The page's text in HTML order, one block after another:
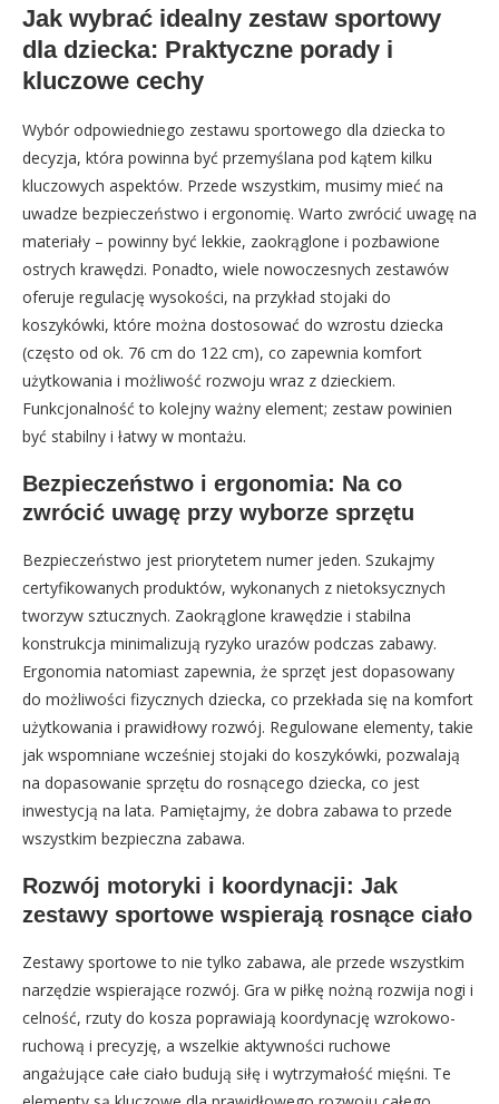
Jak wybrać idealny zestaw sportowy
dla dziecka: Praktyczne porady i
kluczowe cechy
Wybór odpowiedniego zestawu sportowego dla dziecka to
decyzja, która powinna być przemyślana pod kątem kilku
kluczowych aspektów. Przede wszystkim, musimy mieć na
uwadze bezpieczeństwo i ergonomię. Warto zwrócić uwagę na
materiały – powinny być lekkie, zaokrąglone i pozbawione
ostrych krawędzi. Ponadto, wiele nowoczesnych zestawów
oferuje regulację wysokości, na przykład stojaki do
koszykówki, które można dostosować do wzrostu dziecka
(często od ok. 76 cm do 122 cm), co zapewnia komfort
użytkowania i możliwość rozwoju wraz z dzieckiem.
Funkcjonalność to kolejny ważny element; zestaw powinien
być stabilny i łatwy w montażu.
Bezpieczeństwo i ergonomia: Na co
zwrócić uwagę przy wyborze sprzętu
Bezpieczeństwo jest priorytetem numer jeden. Szukajmy
certyfikowanych produktów, wykonanych z nietoksycznych
tworzyw sztucznych. Zaokrąglone krawędzie i stabilna
konstrukcja minimalizują ryzyko urazów podczas zabawy.
Ergonomia natomiast zapewnia, że sprzęt jest dopasowany
do możliwości fizycznych dziecka, co przekłada się na komfort
użytkowania i prawidłowy rozwój. Regulowane elementy, takie
jak wspomniane wcześniej stojaki do koszykówki, pozwalają
na dopasowanie sprzętu do rosnącego dziecka, co jest
inwestycją na lata. Pamiętajmy, że dobra zabawa to przede
wszystkim bezpieczna zabawa.
Rozwój motoryki i koordynacji: Jak
zestawy sportowe wspierają rosnące ciało
Zestawy sportowe to nie tylko zabawa, ale przede wszystkim
narzędzie wspierające rozwój. Gra w piłkę nożną rozwija nogi i
celność, rzuty do kosza poprawiają koordynację wzrokowo-
ruchową i precyzję, a wszelkie aktywności ruchowe
angażujące całe ciało budują siłę i wytrzymałość mięśni. Te